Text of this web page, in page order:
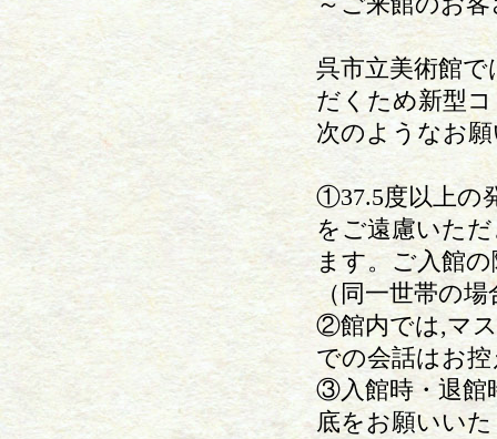
呉市立美術館
だくため新型
次のようなお
①37.5度以上の
をご遠慮いた
ます。ご入館
（同一世帯の
②館内では,マ
での会話はお
③入館時・退館
底をお願いい